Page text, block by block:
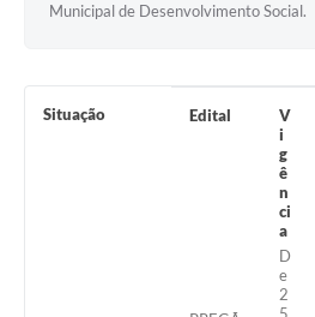
Municipal de Desenvolvimento Social.
Situação Edital
V
i
g
ê
n
ci
a
D
e
2